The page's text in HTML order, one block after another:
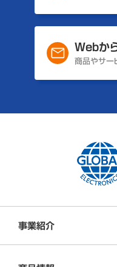
Webか
商品やサー
事業紹介